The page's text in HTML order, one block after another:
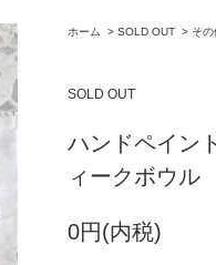
ホーム > SOLD OUT > そ
SOLD OUT
ハンドペイン
ィークボウル
0円(内税)